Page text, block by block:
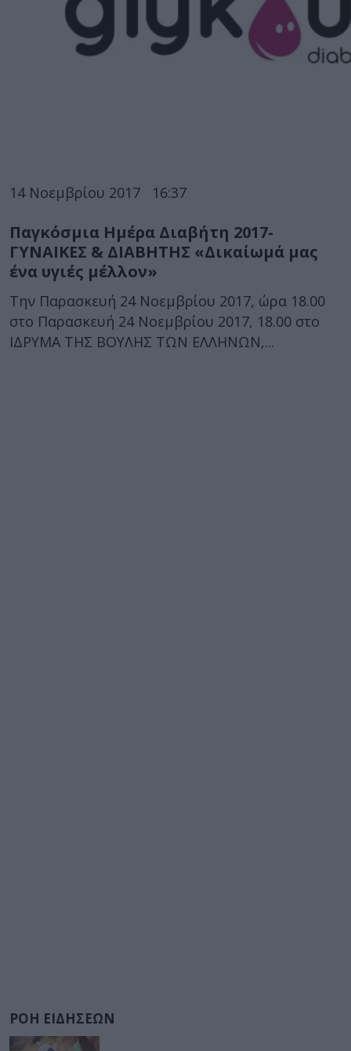
14 Νοεμβρίου 2017 16:37
Παγκόσμια Ημέρα Διαβήτη 2017-
ΓΥΝΑΙΚΕΣ & ΔΙΑΒΗΤΗΣ «Δικαίωμά μας
ένα υγιές μέλλον»
Την Παρασκευή 24 Νοεμβρίου 2017, ώρα 18.00
στο Παρασκευή 24 Νοεμβρίου 2017, 18.00 στο
ΙΔΡΥΜΑ ΤΗΣ ΒΟΥΛΗΣ ΤΩΝ ΕΛΛΗΝΩΝ,...
ΡΟΗ ΕΙΔΗΣΕΩΝ